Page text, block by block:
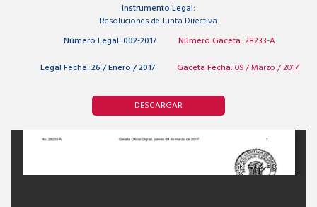
Instrumento Legal:
Resoluciones de Junta Directiva
Número Legal: 002-2017 Número Gaceta: 28233-A
Legal Fecha: 26 / Enero / 2017 Gaceta Fecha: 09 / Marzo / 2017
DESCARGAR